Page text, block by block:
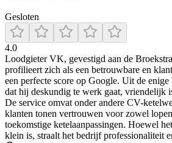
Gesloten
4.0
Loodgieter VK, gevestigd aan de
profilieert zich als een betrouwbare en
een perfecte score op Google. Uit de
dat hij deskundig te werk gaat, vriendelijk
De service omvat onder andere CV-
klanten tonen vertrouwen voor zowel
toekomstige ketelaanpassingen. Hoewel
klein is, straalt het bedrijf professionaliteit